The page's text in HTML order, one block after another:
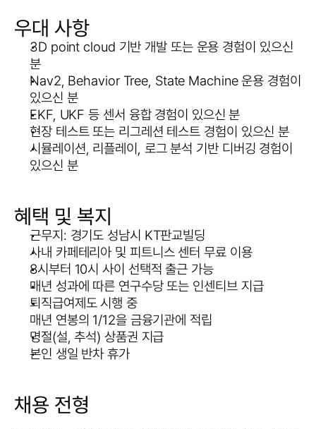
우대 사항
3D point cloud 기반 개발 또는 운용 경험이 있으신
분
Nav2, Behavior Tree, State Machine 운용 경험이
있으신 분
EKF, UKF 등 센서 융합 경험이 있으신 분
현장 테스트 또는 리그레션 테스트 경험이 있으신 분
시뮬레이션, 리플레이, 로그 분석 기반 디버깅 경험이
있으신 분
혜택 및 복지
근무지: 경기도 성남시 KT판교빌딩
사내 카페테리아 및 피트니스 센터 무료 이용
8시부터 10시 사이 선택적 출근 가능
매년 성과에 따른 연구수당 또는 인센티브 지급
퇴직급여제도 시행 중
매년 연봉의 1/12을 금융기관에 적립
명절(설, 추석) 상품권 지급
본인 생일 반차 휴가
채용 전형